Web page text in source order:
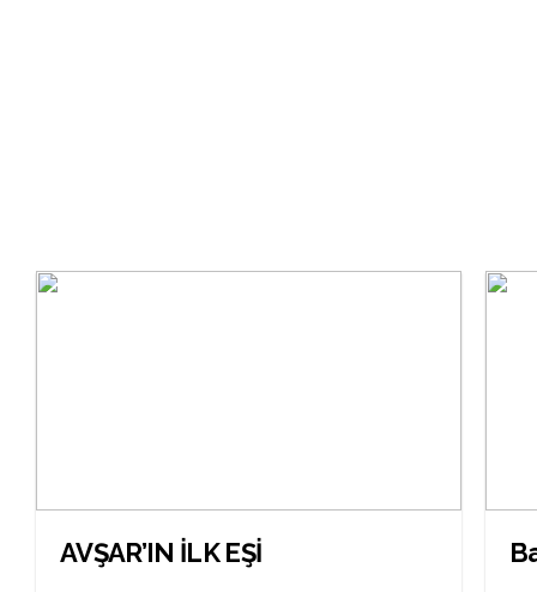
AVŞAR’IN İLK EŞİ